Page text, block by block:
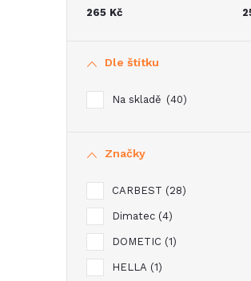
265 Kč
Dle štítku
Na skladě 40
Značky
CARBEST 28
Dimatec 4
DOMETIC 1
HELLA 1